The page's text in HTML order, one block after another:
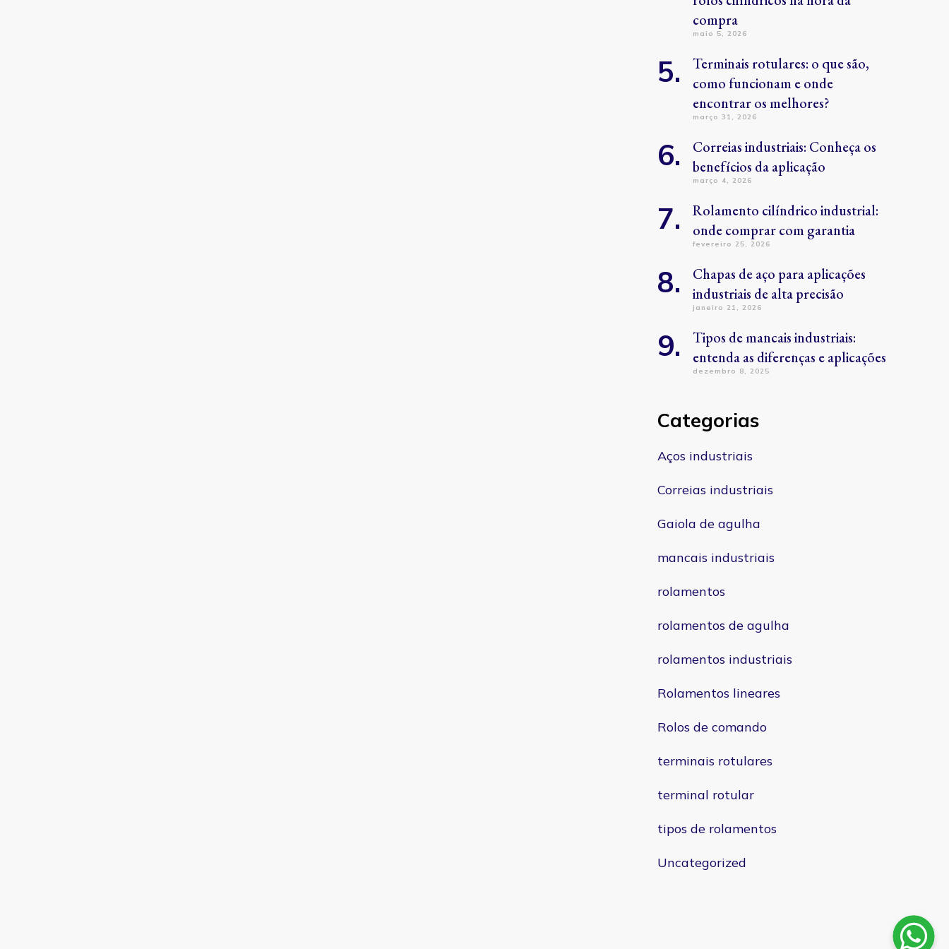
compra
maio 5, 2026
Terminais rotulares: o que são,
como funcionam e onde
encontrar os melhores?
março 31, 2026
Correias industriais: Conheça os
benefícios da aplicação
março 4, 2026
Rolamento cilíndrico industrial:
onde comprar com garantia
fevereiro 25, 2026
Chapas de aço para aplicações
industriais de alta precisão
janeiro 21, 2026
Tipos de mancais industriais:
entenda as diferenças e aplicações
dezembro 8, 2025
Categorias
Aços industriais
Correias industriais
Gaiola de agulha
mancais industriais
rolamentos
rolamentos de agulha
rolamentos industriais
Rolamentos lineares
Rolos de comando
terminais rotulares
terminal rotular
tipos de rolamentos
Uncategorized